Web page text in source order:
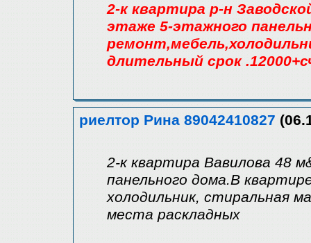
2-к квартира р-н
этаже 5-этажного
длительный срок
риелтор Рина 89042410827
2-к квартира Вавилова 48
панельного дома.В
холодильник, стиральная
места раскладных